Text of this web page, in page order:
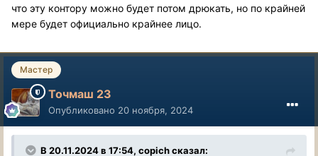
что эту контору можно будет потом дрюкать, но по крайней
мере будет официально крайнее лицо.
Мастер
Точмаш 23
Опубликовано 20 ноября, 2024
В 20.11.2024 в 17:54, copichсказал: